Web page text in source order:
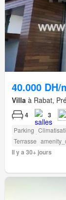
40.000 DH/
Villa à Rabat,
4 3
Parking
Terrasse
Il y a 30+ jours